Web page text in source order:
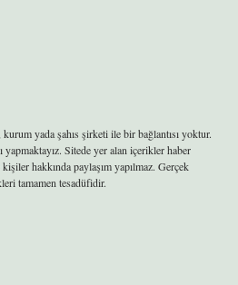
yada şahıs şirketi ile bir bağlantısı yoktur.
yapmaktayız. Sitede yer alan içerikler haber
hakkında paylaşım yapılmaz. Gerçek
tamamen tesadüfidir.